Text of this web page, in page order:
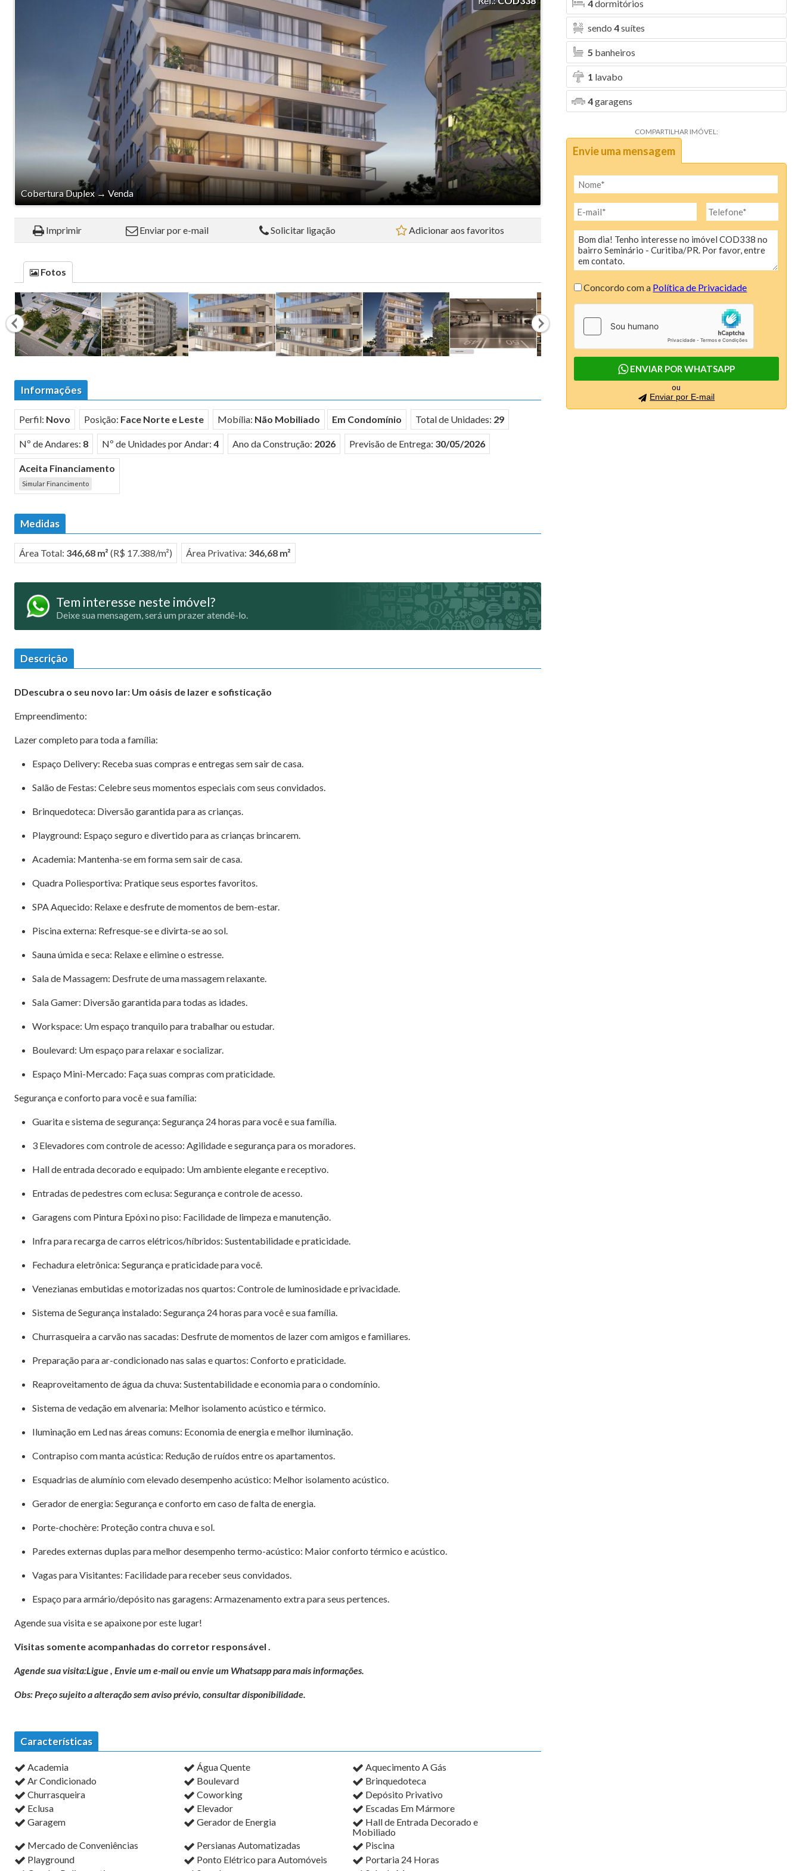
Loja (4)
Prédio (1)
Sala Comercial (2)
Studio (4)
Terreno (3)
Terreno em Condomínio (3)
Cobertura Duplex→ Venda
Imprimir Enviar por e-mail Solicitar ligação Adicionar aos favoritos
Fotos
Informações
Perfil: Novo Posição: Face Norte e Leste Mobília: Não Mobiliado Em Condomínio Total de Unidades: 29
Nº de Andares: 8 Nº de Unidades por Andar: 4 Ano da Construção: 2026 Previsão de Entrega: 30/05/2026
Aceita Financiamento
Simular Financimento
Medidas
Área Total: 346,68 m² (R$ 17.388/m²) Área Privativa: 346,68 m²
Tem interesse neste imóvel?
Deixe sua mensagem, será um prazer atendê-lo.
Descrição
DDescubra o seu novo lar: Um oásis de lazer e sofisticação
Empreendimento:
Lazer completo para toda a família:
Espaço Delivery: Receba suas compras e entregas sem sair de casa.
Salão de Festas: Celebre seus momentos especiais com seus convidados.
Brinquedoteca: Diversão garantida para as crianças.
Playground: Espaço seguro e divertido para as crianças brincarem.
Academia: Mantenha-se em forma sem sair de casa.
Quadra Poliesportiva: Pratique seus esportes favoritos.
SPA Aquecido: Relaxe e desfrute de momentos de bem-estar.
Piscina externa: Refresque-se e divirta-se ao sol.
Sauna úmida e seca: Relaxe e elimine o estresse.
Sala de Massagem: Desfrute de uma massagem relaxante.
Sala Gamer: Diversão garantida para todas as idades.
Workspace: Um espaço tranquilo para trabalhar ou estudar.
Boulevard: Um espaço para relaxar e socializar.
Espaço Mini-Mercado: Faça suas compras com praticidade.
Segurança e conforto para você e sua família:
Guarita e sistema de segurança: Segurança 24 horas para você e sua família.
3 Elevadores com controle de acesso: Agilidade e segurança para os moradores.
Hall de entrada decorado e equipado: Um ambiente elegante e receptivo.
Entradas de pedestres com eclusa: Segurança e controle de acesso.
Garagens com Pintura Epóxi no piso: Facilidade de limpeza e manutenção.
Infra para recarga de carros elétricos/híbridos: Sustentabilidade e praticidade.
Fechadura eletrônica: Segurança e praticidade para você.
Venezianas embutidas e motorizadas nos quartos: Controle de luminosidade e privacidade.
Sistema de Segurança instalado: Segurança 24 horas para você e sua família.
Churrasqueira a carvão nas sacadas: Desfrute de momentos de lazer com amigos e familiares.
Preparação para ar-condicionado nas salas e quartos: Conforto e praticidade.
Reaproveitamento de água da chuva: Sustentabilidade e economia para o condomínio.
Sistema de vedação em alvenaria: Melhor isolamento acústico e térmico.
Iluminação em Led nas áreas comuns: Economia de energia e melhor iluminação.
Contrapiso com manta acústica: Redução de ruídos entre os apartamentos.
Esquadrias de alumínio com elevado desempenho acústico: Melhor isolamento acústico.
Gerador de energia: Segurança e conforto em caso de falta de energia.
Porte-chochère: Proteção contra chuva e sol.
Paredes externas duplas para melhor desempenho termo-acústico: Maior conforto térmico e acústico.
Vagas para Visitantes: Facilidade para receber seus convidados.
Espaço para armário/depósito nas garagens: Armazenamento extra para seus pertences.
Agende sua visita e se apaixone por este lugar!
Visitas somente acompanhadas do corretor responsável .
Agende sua visita:Ligue , Envie um e-mail ou envie um Whatsapp para mais informações.
Obs: Preço sujeito a alteração sem aviso prévio, consultar disponibilidade.
Características
Academia Água Quente
Aquecimento A Gás
Ar Condicionado
Boulevard
Brinquedoteca
Churrasqueira
Coworking
Depósito Privativo
Eclusa
Elevador
Escadas Em Mármore
Garagem
Gerador de Energia
Hall de Entrada Decorado e
Mobiliado
Mercado de Conveniências
Persianas Automatizadas
Piscina
Playground
Ponto Elétrico para Automóveis
Portaria 24 Horas
4dormitórios
sendo4suítes
5 banheiros
1 lavabo
4garagens
COMPARTILHAR IMÓVEL:
Envie uma mensagem
Concordo com a Política de Privacidade
ENVIAR POR WHATSAPP
ou
Enviar por E-mail